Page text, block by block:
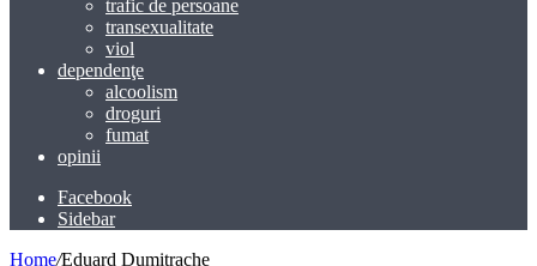
trafic de persoane
transexualitate
viol
dependenţe
alcoolism
droguri
fumat
opinii
Facebook
Sidebar
Home/Eduard Dumitrache